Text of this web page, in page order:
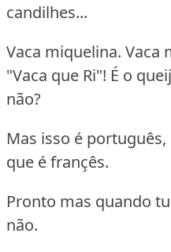
candilhes...
Vaca miquelina. Vaca
"Vaca que Ri"! É o
não?
Mas isso é
que é françês.
Pronto mas quando
não.